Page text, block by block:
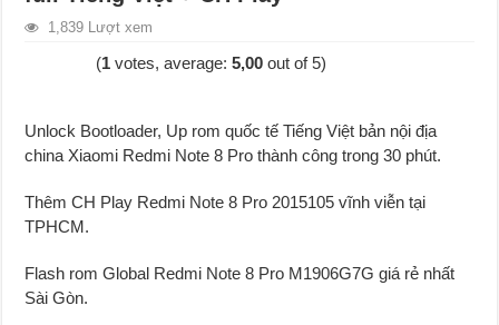
Unlock Samsung Galaxy Z Fold 7 giá rẻ
1,839 Lượt xem
(1 votes, average:5,00 out of 5)
Unlock Bootloader, Up rom quốc tế Tiếng Việt bản nội địa
china Xiaomi Redmi Note 8 Pro thành công trong 30 phút.
Thêm CH Play Redmi Note 8 Pro 2015105 vĩnh viễn tại
TPHCM.
Flash rom Global Redmi Note 8 Pro M1906G7G giá rẻ nhất
Sài Gòn.